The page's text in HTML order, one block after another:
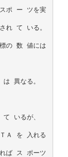
ポ ー ツを実
れ て いる。
の 数 値には
異なる。
いるが、
Ａ を 入れる
ば ス ポーツ